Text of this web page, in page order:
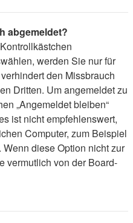
abgemeldet?
werden Sie nur für
den Missbrauch
Dritten. Um angemeldet zu
„Angemeldet bleiben“
ist nicht empfehlenswert,
Computer, zum Beispiel
diese Option nicht zur
vermutlich von der Board-